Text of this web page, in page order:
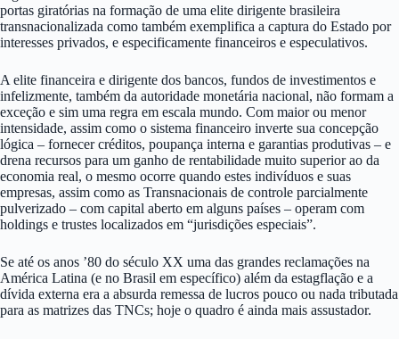
portas giratórias na formação de uma elite dirigente brasileira
transnacionalizada como também exemplifica a captura do Estado por
interesses privados, e especificamente financeiros e especulativos.
A elite financeira e dirigente dos bancos, fundos de investimentos e
infelizmente, também da autoridade monetária nacional, não formam a
exceção e sim uma regra em escala mundo. Com maior ou menor
intensidade, assim como o sistema financeiro inverte sua concepção
lógica – fornecer créditos, poupança interna e garantias produtivas – e
drena recursos para um ganho de rentabilidade muito superior ao da
economia real, o mesmo ocorre quando estes indivíduos e suas
empresas, assim como as Transnacionais de controle parcialmente
pulverizado – com capital aberto em alguns países – operam com
holdings e trustes localizados em “jurisdições especiais”.
Se até os anos ’80 do século XX uma das grandes reclamações na
América Latina (e no Brasil em específico) além da estagflação e a
dívida externa era a absurda remessa de lucros pouco ou nada tributada
para as matrizes das TNCs; hoje o quadro é ainda mais assustador.